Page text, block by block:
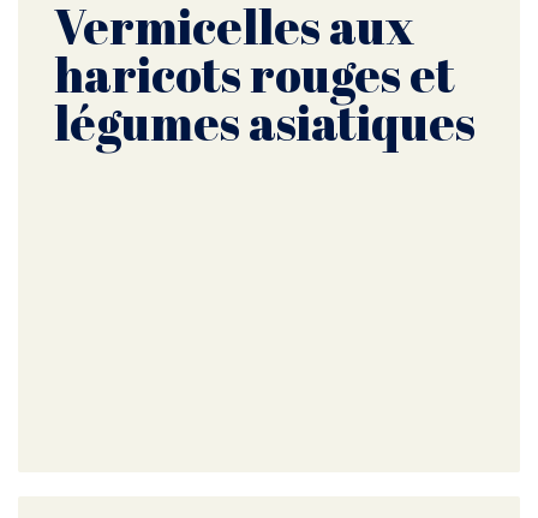
Vermicelles aux
haricots rouges et
légumes asiatiques